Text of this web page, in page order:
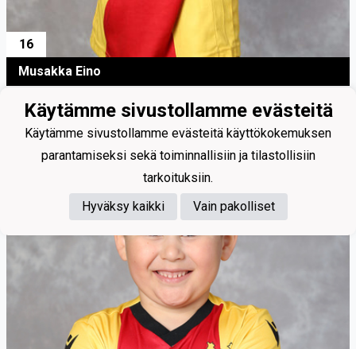
16
Musakka Eino
Käytämme sivustollamme evästeitä
Käytämme sivustollamme evästeitä käyttökokemuksen
parantamiseksi sekä toiminnallisiin ja tilastollisiin
tarkoituksiin.
Hyväksy kaikki
Vain pakolliset